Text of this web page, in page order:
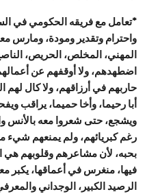
*تعامل مع فريقه الحكومي في
واحترام وتقدير ومودة، ومارس
المهني، المخلص، الحريص،
اضطهدهم، ولا أوقفهم عن
حاربهم في أرزاقهم، ولا كال لهم
أبا رحيما، وأخا حميما، يراقب
ويشجع، حتى شعروا معه بالأنس
رغم كبريائهم، ولم يمنعهم شيء
بحبه، لأن مشاعرهم وقلوبهم هي
فيها، منغرس في أعماقها، يكبر
الرصيد الكبير، الوجداني